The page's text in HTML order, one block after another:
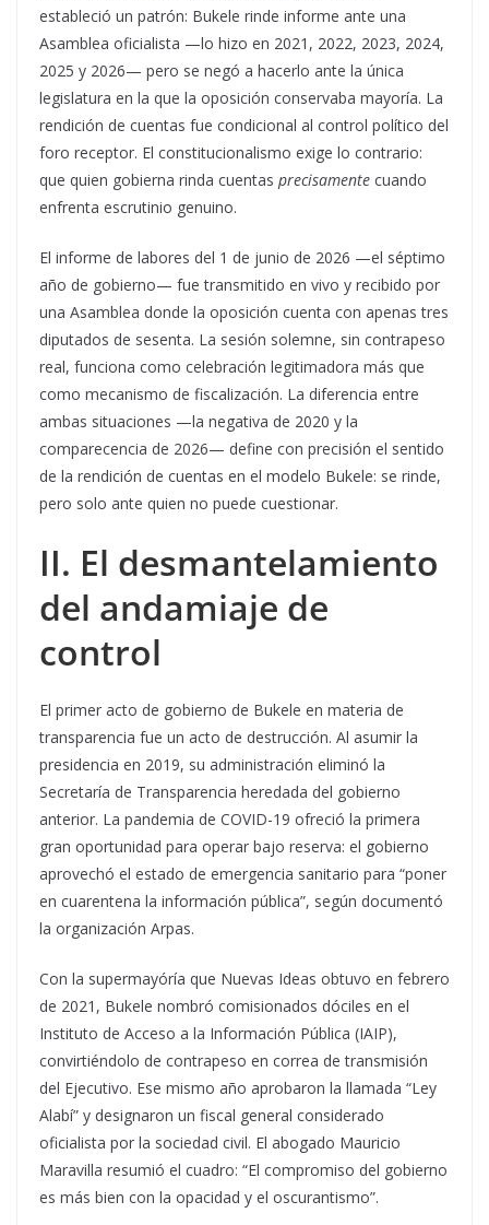
estableció un patrón: Bukele rinde informe ante una
Asamblea oficialista —lo hizo en 2021, 2022, 2023, 2024,
2025 y 2026— pero se negó a hacerlo ante la única
legislatura en la que la oposición conservaba mayoría. La
rendición de cuentas fue condicional al control político del
foro receptor. El constitucionalismo exige lo contrario:
que quien gobierna rinda cuentas precisamente cuando
enfrenta escrutinio genuino.
El informe de labores del 1 de junio de 2026 —el séptimo
año de gobierno— fue transmitido en vivo y recibido por
una Asamblea donde la oposición cuenta con apenas tres
diputados de sesenta. La sesión solemne, sin contrapeso
real, funciona como celebración legitimadora más que
como mecanismo de fiscalización. La diferencia entre
ambas situaciones —la negativa de 2020 y la
comparecencia de 2026— define con precisión el sentido
de la rendición de cuentas en el modelo Bukele: se rinde,
pero solo ante quien no puede cuestionar.
II. El desmantelamiento
del andamiaje de
control
El primer acto de gobierno de Bukele en materia de
transparencia fue un acto de destrucción. Al asumir la
presidencia en 2019, su administración eliminó la
Secretaría de Transparencia heredada del gobierno
anterior. La pandemia de COVID-19 ofreció la primera
gran oportunidad para operar bajo reserva: el gobierno
aprovechó el estado de emergencia sanitario para “poner
en cuarentena la información pública”, según documentó
la organización Arpas.
Con la supermayóría que Nuevas Ideas obtuvo en febrero
de 2021, Bukele nombró comisionados dóciles en el
Instituto de Acceso a la Información Pública (IAIP),
convirtiéndolo de contrapeso en correa de transmisión
del Ejecutivo. Ese mismo año aprobaron la llamada “Ley
Alabí” y designaron un fiscal general considerado
oficialista por la sociedad civil. El abogado Mauricio
Maravilla resumió el cuadro: “El compromiso del gobierno
es más bien con la opacidad y el oscurantismo”.